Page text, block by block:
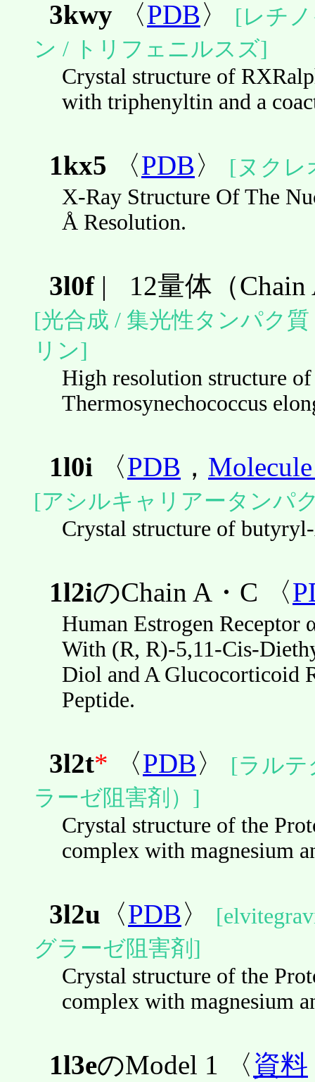
3kwy 〈PDB〉
[レチ
ン / トリフェニルスズ]
Crystal structure of
with triphenyltin and a
1kx5 〈PDB〉
[ヌクレ
X-Ray Structure Of The
Å Resolution.
3l0f| 12量体（
[光合成 / 集光性タンパク
リン]
High resolution structure
Thermosynechococcus
1l0i 〈PDB ，
[アシルキャリアータンパ
Crystal structure of
1l2iのChain A・C 〈
Human Estrogen
With (R, R)-5,11-Cis-
Diol and A Glucocorticoid
Peptide.
3l2t* 〈PDB〉
[ラルテ
ラーゼ阻害剤）]
Crystal structure of the
complex with magnesium
3l2u 〈PDB〉
グラーゼ阻害剤]
Crystal structure of the
complex with magnesium
1l3eのModel 1 〈 資料